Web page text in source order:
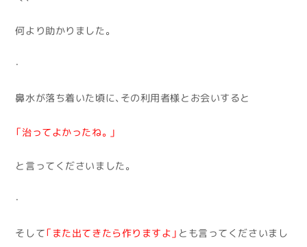
何より助かりました。
・
鼻水が落ち着いた頃に、その利用者様とお会いすると
「治ってよかったね。」
と言ってくださいました。
・
そして 「また出てきたら作りますよ」 とも言ってくださいまし